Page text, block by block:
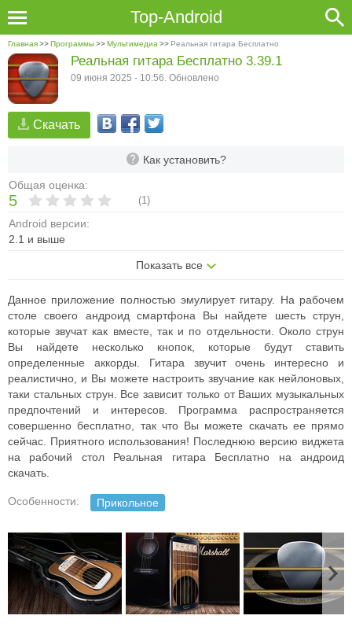
Top-Android
Главная>>Программы>>Мультимедиа >> Реальная гитара Бесплатно
Скачать
Как установить?
Общая оценка:
5 (1)
Android версии:
2.1 и выше
Показать все
Реальная гитара Бесплатно 3.39.1
09 июня 2025 - 10:56. Обновлено
Данное приложение полностью эмулирует гитару. На рабочем
столе своего андроид смартфона Вы найдете шесть струн,
которые звучат как вместе, так и по отдельности. Около струн
Вы найдете несколько кнопок, которые будут ставить
определенные аккорды. Гитара звучит очень интересно и
реалистично, и Вы можете настроить звучание как нейлоновых,
таки стальных струн. Все зависит только от Ваших музыкальных
предпочтений и интересов. Программа распространяется
совершенно бесплатно, так что Вы можете скачать ее прямо
сейчас. Приятного использования! Последнюю версию виджета
на рабочий стол Реальная гитара Бесплатно на андроид
скачать.
Особенности: Прикольное